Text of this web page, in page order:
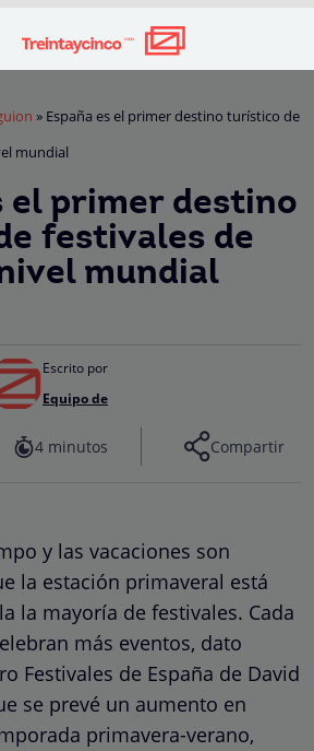
» España es el primer destino turístico de
mundial
el primer destino
festivales de
mundial
Escrito por
Equipo de
4 minutos Compartir
y las vacaciones son
la estación primaveral está
la mayoría de festivales. Cada
más eventos, dato
Festivales de España de David
se prevé un aumento en
primavera-verano,